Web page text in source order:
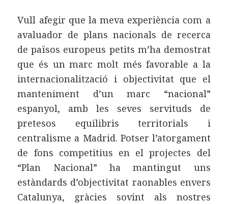
Vull afegir que la meva experiència com a
avaluador de plans nacionals de recerca
de països europeus petits m’ha demostrat
que és un marc molt més favorable a la
internacionalització i objectivitat que el
manteniment d’un marc “nacional”
espanyol, amb les seves servituds de
pretesos equilibris territorials i
centralisme a Madrid. Potser l’atorgament
de fons competitius en el projectes del
“Plan Nacional” ha mantingut uns
estàndards d’objectivitat raonables envers
Catalunya, gràcies sovint als nostres